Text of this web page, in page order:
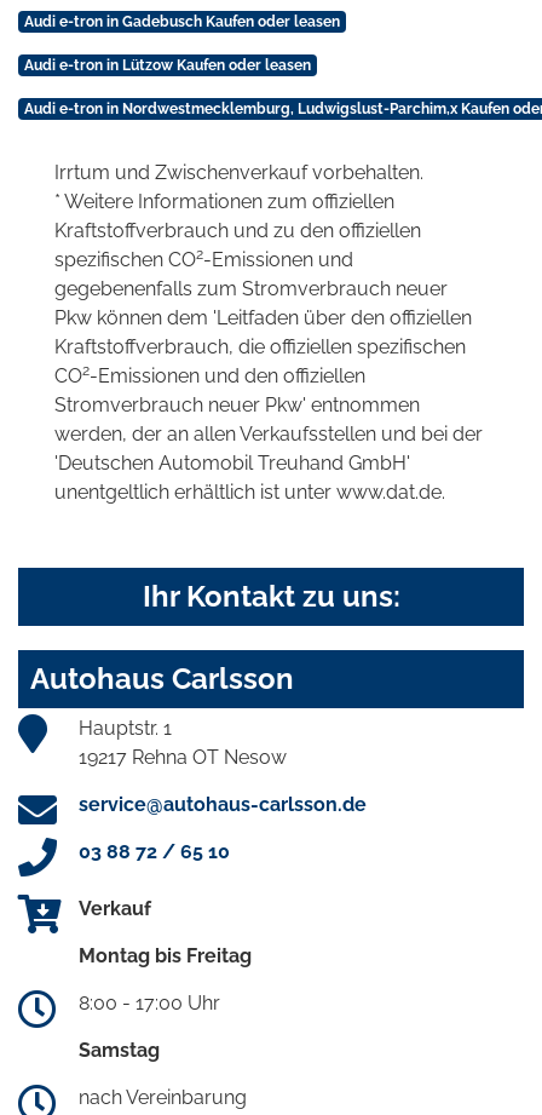
Audi e-tron in Gadebusch Kaufen oder leasen
Audi e-tron in Lützow Kaufen oder leasen
Audi e-tron in Nordwestmecklemburg, Ludwigslust-Parchim,x Kaufen
Irrtum und Zwischenverkauf vorbehalten.
* Weitere Informationen zum offiziellen
Kraftstoffverbrauch und zu den offiziellen
spezifischen CO2-Emissionen und
gegebenenfalls zum Stromverbrauch neuer
Pkw können dem 'Leitfaden über den offiziellen
Kraftstoffverbrauch, die offiziellen spezifischen
CO2-Emissionen und den offiziellen
Stromverbrauch neuer Pkw' entnommen
werden, der an allen Verkaufsstellen und bei der
'Deutschen Automobil Treuhand GmbH'
unentgeltlich erhältlich ist unter www.dat.de.
Ihr Kontakt zu uns:
Autohaus Carlsson
Hauptstr. 1
19217 Rehna OT Nesow
service@autohaus-carlsson.de
03 88 72 / 65 10
Verkauf
Montag bis Freitag
8:00 - 17:00 Uhr
Samstag
nach Vereinbarung